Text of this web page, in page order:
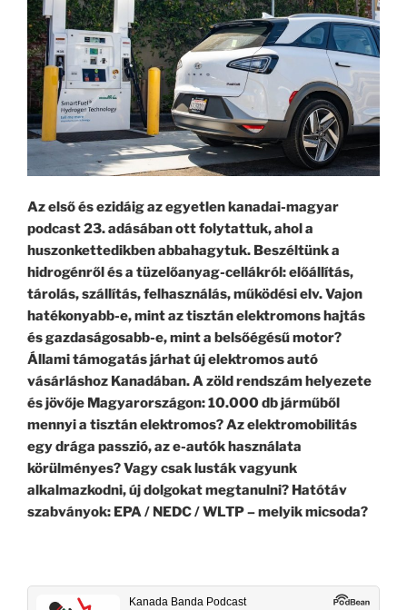
Az első és ezidáig az egyetlen kanadai-magyar
podcast 23. adásában ott folytattuk, ahol a
huszonkettedikben abbahagytuk. Beszéltünka
hidrogénről és a tüzelőanyag-cellákról: előállítás,
tárolás, szállítás, felhasználás, működési elv. Vajon
hatékonyabb-e, mint az tisztán elektromons hajtás
és gazdaságosabb-e, mint a belsőégésű motor?
Állami támogatás járhat új elektromos autó
vásárláshoz Kanadában. A zöld rendszám helyezete
és jövője Magyarországon: 10.000 db járműből
mennyi a tisztán elektromos? Az elektromobilitás
egy drága passzió, az e-autók használata
körülményes? Vagy csak lusták vagyunk
alkalmazkodni, új dolgokat megtanulni? Hatótáv
szabványok: EPA / NEDC / WLTP – melyik micsoda?